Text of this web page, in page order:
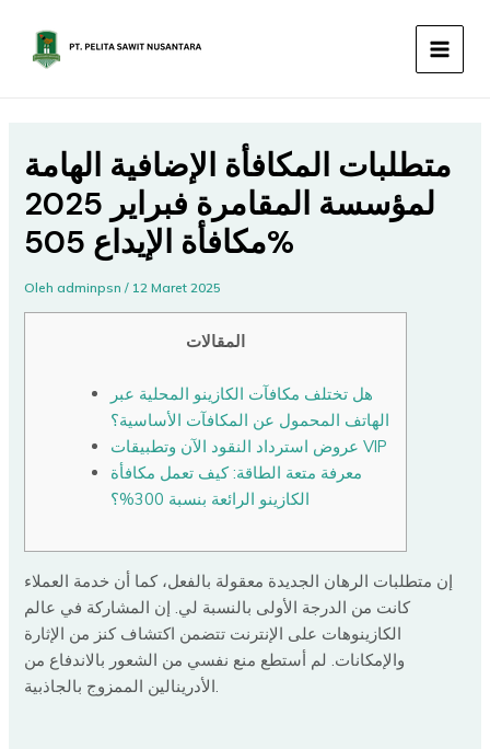
konten
MAIN
متطلبات المكافأة الإضافية الهامة
لمؤسسة المقامرة فبراير 2025
مكافأة الإيداع 505%
Olehadminpsn/ 12 Maret 2025
المقالات
هل تختلف مكافآت الكازينو المحلية عبر
الهاتف المحمول عن المكافآت الأساسية؟
عروض استرداد النقود الآن وتطبيقات VIP
معرفة متعة الطاقة: كيف تعمل مكافأة
الكازينو الرائعة بنسبة 300%؟
إن متطلبات الرهان الجديدة معقولة بالفعل، كما أن خدمة العملاء
كانت من الدرجة الأولى بالنسبة لي. إن المشاركة في عالم
الكازينوهات على الإنترنت تتضمن اكتشاف كنز من الإثارة
والإمكانات. لم أستطع منع نفسي من الشعور بالاندفاع من
الأدرينالين الممزوج بالجاذبية.